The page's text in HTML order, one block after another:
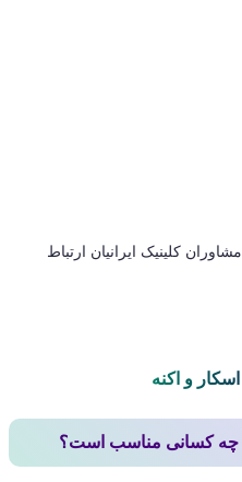
کلینیک ایرانیان ارتباط
و اکنه
چه کسانی مناسب است؟